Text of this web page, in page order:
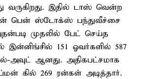
வருகிறது. இதில் டாஸ் வென்ற
பென் ஸ்டோக்ஸ் பந்துவீச்சை
முதலில் பேட் செய்த
151 ஓவர்களில் 587
அவுட் ஆனது. அதிகபட்சமாக
கில் 269 ரன்கள் அடித்தார்.